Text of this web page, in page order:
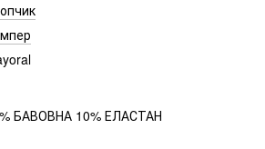
БАВОВНА 10% ЕЛАСТАН